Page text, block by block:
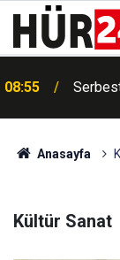
08:55
Anasayfa
Kültür Sanat